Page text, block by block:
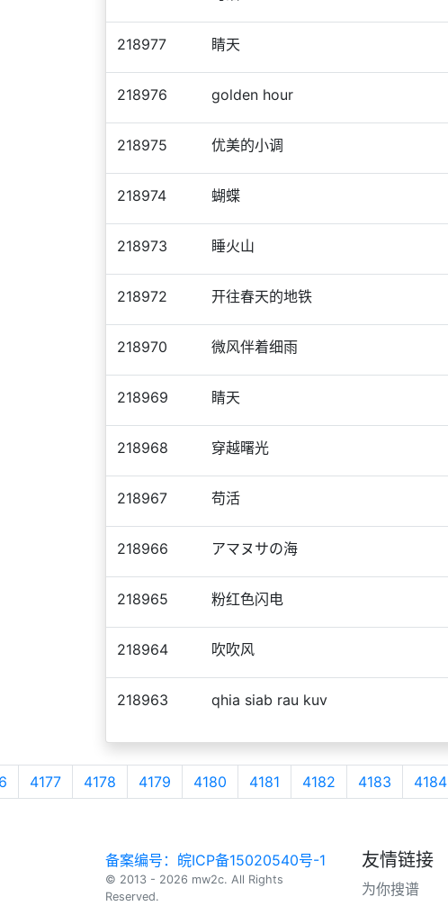
218977 睛天
218976 golden hour
218975 优美的小调
218974 蝴蝶
218973 睡火山
218972 开往春天的地铁
218970 微风伴着细雨
218969 睛天
218968 穿越曙光
218967 苟活
218966 アマヌサの海
218965 粉红色闪电
218964 吹吹风
218963 qhia siab rau kuv
4177 4178 4179 4180 4181 4182 4183 4184
备案编号：皖ICP备15020540号-1
© 2013 - 2026 mw2c. All Rights
Reserved.
友情链接
为你搜谱